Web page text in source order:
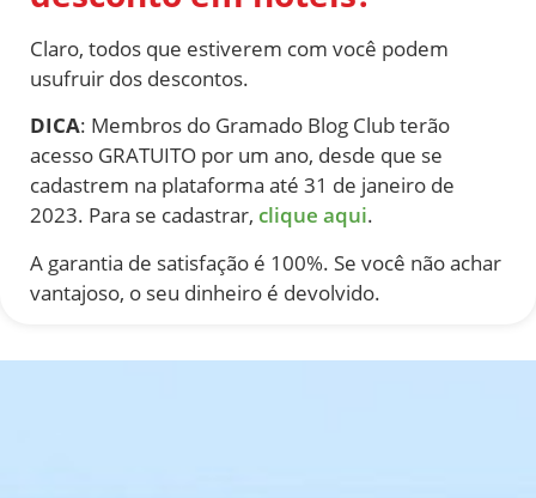
Claro, todos que estiverem com você podem
usufruir dos descontos.
DICA: Membros do Gramado Blog Club terão
acesso GRATUITO por um ano, desde que se
cadastrem na plataforma até 31 de janeiro de
2023. Para se cadastrar, clique aqui.
A garantia de satisfação é 100%. Se você não achar
vantajoso, o seu dinheiro é devolvido.